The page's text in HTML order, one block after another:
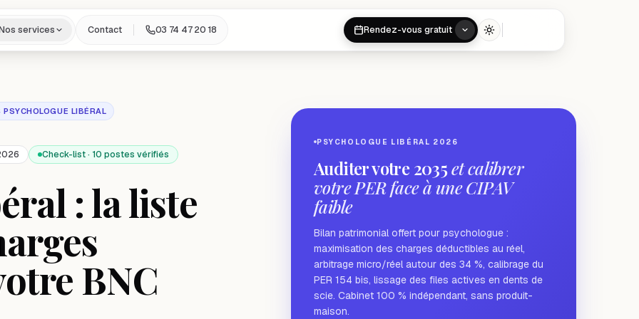
services Contact 03 74 47 20 18 Rendez-vous gratuit Toggle theme
LIBÉRAL
Check-list · 10 postes vérifiés
: la liste
BNC
PSYCHOLOGUE LIBÉRAL 2026
Auditer votre 2035et calibrer
votre PER face à une CIPAV
faible
Bilan patrimonial offert pour psychologue :
maximisation des charges déductibles au réel,
arbitrage micro/réel autour des 34 %, calibrage du
PER 154 bis, lissage des files actives en dents de
scie. Cabinet 100 % indépendant, sans produit-
maison.